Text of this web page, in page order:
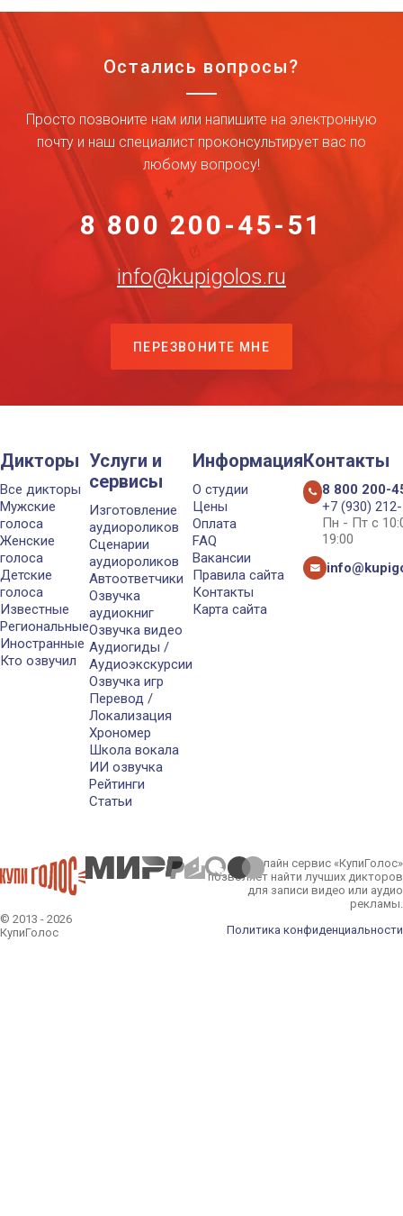
Остались вопросы?
Просто позвоните нам или напишите на электронную
почту и наш специалист проконсультирует вас по
любому вопросу!
8 800 200-45-51
info@kupigolos.ru
ПЕРЕЗВОНИТЕ МНЕ
Дикторы
Все дикторы
Мужские
голоса
Женские
голоса
Детские
голоса
Известные
Региональные
Иностранные
Кто озвучил
Услуги и
сервисы
Изготовление
аудиороликов
Сценарии
аудиороликов
Автоответчики
Озвучка
аудиокниг
Озвучка видео
Аудиогиды /
Аудиоэкскурсии
Озвучка игр
Перевод /
Локализация
Хрономер
Школа вокала
ИИ озвучка
Рейтинги
Статьи
Информация
О студии
Цены
Оплата
FAQ
Вакансии
Правила сайта
Контакты
Карта сайта
Контакты
8 800 200-
+7 (930)
Пн - Пт с
19:00
© 2013 - 2026
КупиГолос
Онлайн сервис «КупиГолос»
позволяет найти лучших дикторов
для записи видео или аудио
рекламы.
Политика конфиденциальности